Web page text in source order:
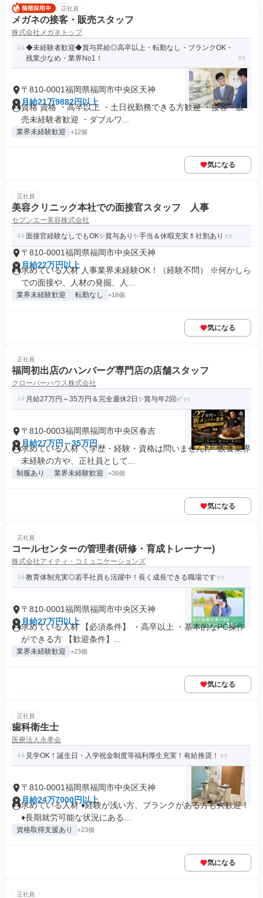
正社員
メガネの接客・販売スタッフ
株式会社メガネトップ
◆未経験者歓迎◆賞与昇給◎高卒以上・転勤なし・ブランクOK・
残業少なめ・業界No1！
〒810-0001福岡県福岡市中央区天神
月給21万9882円以上
資格 資格 ・高卒以上 ・土日祝勤務できる方歓迎 ・接客・販
売未経験者歓迎 ・ダブルワ...
業界未経験歓迎 +12個
気になる
正社員
美容クリニック本社での面接官スタッフ 人事
セブンエー美容株式会社
面接官経験なしでもOK✨賞与あり✨手当＆休暇充実💄社割あり
〒810-0001福岡県福岡市中央区天神
月給22万円以上
求めている人材 人事業界未経験OK！（経験不問） ※何かしら
での面接や、人材の発掘、人...
業界未経験歓迎 転勤なし +18個
気になる
正社員
福岡初出店のハンバーグ専門店の店舗スタッフ
クローバーハウス株式会社
月給27万円～35万円＆完全週休2日✨賞与年2回✅
〒810-0003福岡県福岡市中央区春吉
月給27万円～35万円
求めている人材 ＼学歴・経験・資格は問いません❗／ 飲食業界
未経験の方や、正社員として...
制服あり 業界未経験歓迎 +36個
気になる
正社員
コールセンターの管理者(研修・育成トレーナー)
株式会社アイティ・コミュニケーションズ
教育体制充実◎若手社員も活躍中！長く成長できる職場です
〒810-0001福岡県福岡市中央区天神
月給27万円以上
求めている人材 【必須条件】 ・高卒以上 ・基本的なPC操作
ができる方 【歓迎条件】...
業界未経験歓迎 +23個
気になる
正社員
歯科衛生士
医療法人永孝会
見学OK！誕生日・入学祝金制度等福利厚生充実！有給推奨！
〒810-0001福岡県福岡市中央区天神
月給24万7000円以上
求めている人材 ♦経験が浅い方、ブランクがある方も大歓迎！
♦長期就労可能な状況にある...
資格取得支援あり +23個
気になる
正社員